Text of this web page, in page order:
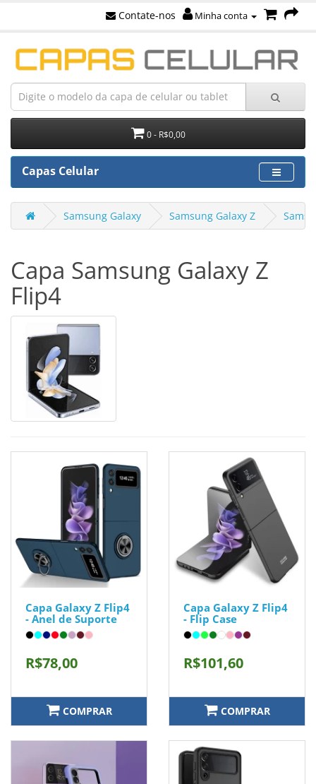
Contate-nos Minha conta
0 - R$0,00
Capas Celular
Samsung Galaxy Samsung Galaxy Z
Capa Samsung Galaxy Z
Flip4
Capa Galaxy Z Flip4
- Anel de Suporte
R$78,00
COMPRAR
Capa Galaxy Z Flip4
- Flip Case
R$101,60
COMPRAR